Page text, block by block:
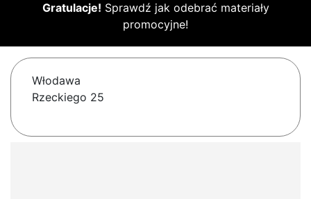
Gratulacje! Sprawdź jak odebrać materiały
promocyjne!
Włodawa
Rzeckiego 25